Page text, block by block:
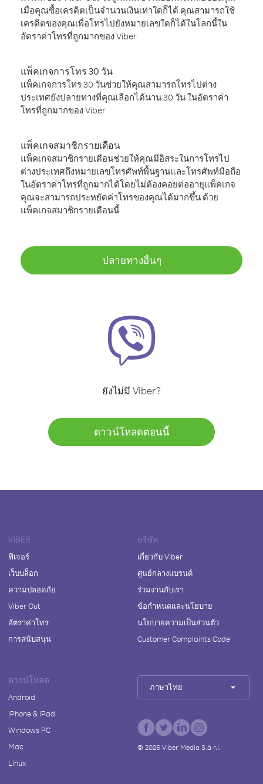
เมื่อคุณซื้อเครดิตเป็นจำนวนเงินเท่าใดก็ได้ คุณสามารถใช้
เครดิตของคุณเพื่อโทรไปยังหมายเลขใดก็ได้ในโลกนี้ใน
อัตราค่าโทรที่ถูกมากของ Viber
แพ็คเกจการโทร 30 วัน
แพ็คเกจการโทร 30 วันช่วยให้คุณสามารถโทรไปต่าง
ประเทศยังปลายทางที่คุณเลือกได้นาน 30 วัน ในอัตราค่า
โทรที่ถูกมากของ Viber
แพ็คเกจสมาชิกรายเดือน
แพ็คเกจสมาชิกรายเดือนช่วยให้คุณมีอิสระในการโทรไป
ต่างประเทศถึงหมายเลขโทรศัพท์พื้นฐานและโทรศัพท์มือถือ
ในอัตราค่าโทรที่ถูกมากได้โดยไม่ต้องคอยต่ออายุแพ็คเกจ
คุณจะสามารถประหยัดค่าโทรของคุณได้มากขึ้น ด้วย
แพ็คเกจสมาชิกรายเดือนนี้
ปลายทางอื่นๆ
ยังไม่มี Viber?
ดาวน์โหลดตอนนี้
VIBER
ฟีเจอร์
เว็บบล็อก
ความปลอดภัย
Viber Out
อัตราค่าโทร
การสนับสนุน
บริษัท
เกี่ยวกับ Viber
ศูนย์กลางแบรนด์
ร่วมงานกับเรา
ข้อกำหนดและนโยบาย
นโยบายความเป็นส่วนตัว
Customer Complaints Code
ดาวน์โหลด
Android
iPhone & iPad
Windows PC
Mac
Linux
ภาษาไทย
© 2026Viber Media S.à r.l.